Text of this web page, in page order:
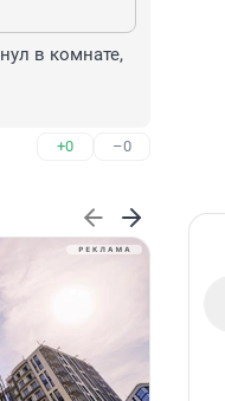
в комнате,
+0 –0